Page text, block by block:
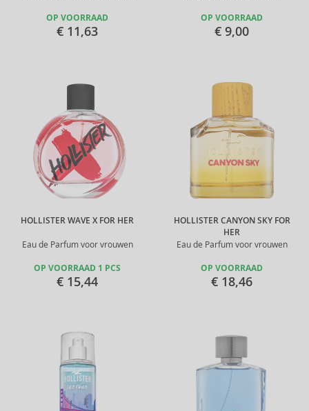
OP VOORRAAD
€ 11,63
OP VOORRAAD
€ 9,00
HOLLISTER WAVE X FOR HER
Eau de Parfum voor vrouwen
OP VOORRAAD 1 PCS
€ 15,44
HOLLISTER CANYON SKY FOR
HER
Eau de Parfum voor vrouwen
OP VOORRAAD
€ 18,46